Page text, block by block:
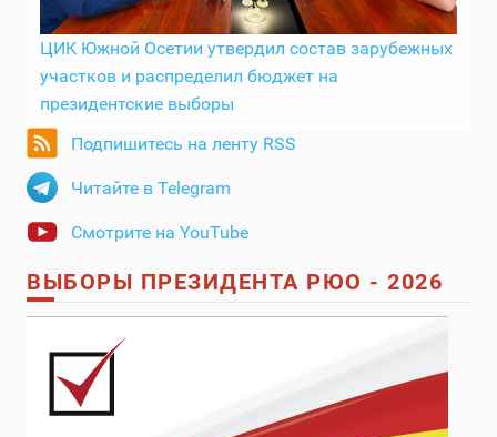
ЦИК Южной Осетии утвердил состав зарубежных
участков и распределил бюджет на
президентские выборы
Подпишитесь на ленту RSS
Читайте в Telegram
Смотрите на YouTube
ВЫБОРЫ ПРЕЗИДЕНТА РЮО - 2026